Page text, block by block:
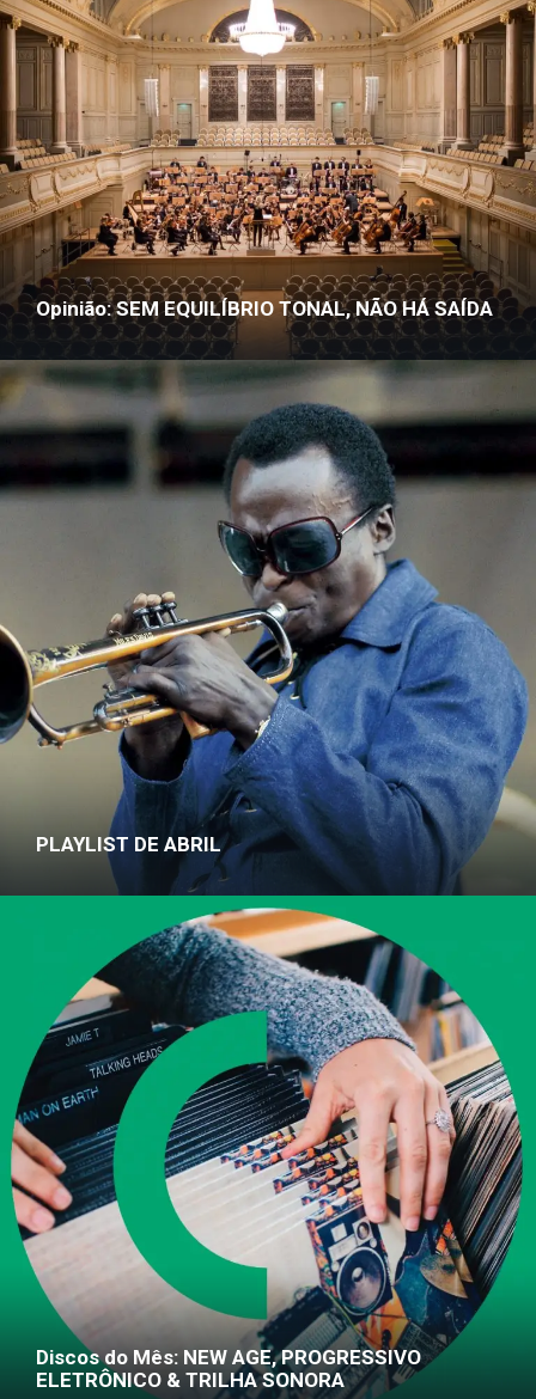
Opinião: SEM EQUILÍBRIO TONAL, NÃO HÁ SAÍDA
PLAYLIST DE ABRIL
Discos do Mês: NEW AGE, PROGRESSIVO
ELETRÔNICO & TRILHA SONORA